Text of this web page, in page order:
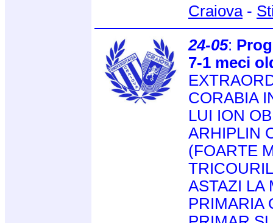
Craiova-
24-05:
7-1 meci
CORABIA
LUI ION
ARHIPLIN
(FOARTE
ASTAZI LA
PRIMARIA